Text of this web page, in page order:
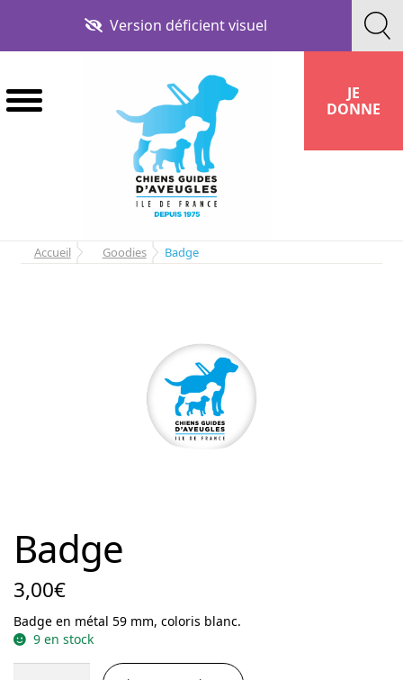
la
contenu
Version déficient visuel
JE
DONNE
Accueil Goodies Badge
Badge
3,00€
Badge en métal 59 mm, coloris blanc.
9 en stock